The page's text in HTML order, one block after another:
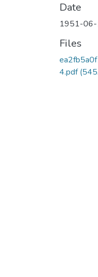
Date
1951-
Files
4.pdf